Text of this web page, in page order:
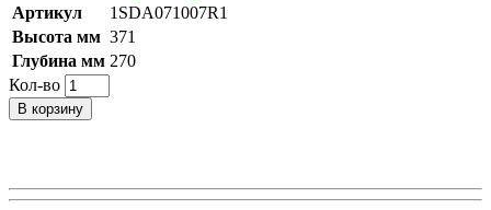
Артикул
1SDA071007R1
Высота мм 371
Глубина мм 270
Кол-во
В корзину